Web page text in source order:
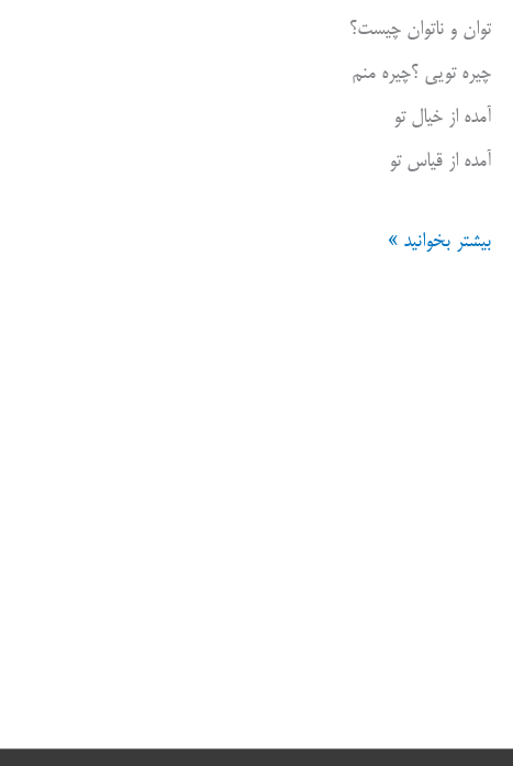
توان و ناتوان چیست؟
چیره تویی ؟چیره منم
آمده از خیال تو
آمده از قیاس تو
گفت
بیشتر بخوانید »